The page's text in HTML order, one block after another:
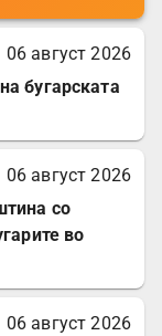
06 август 2026
бугарската
06 август 2026
со
во
06 август 2026